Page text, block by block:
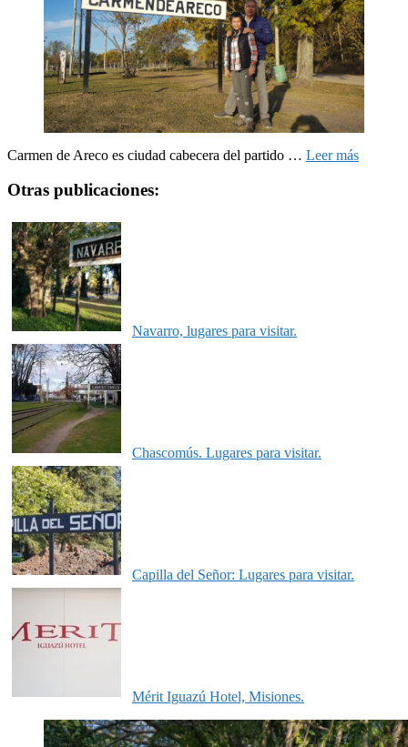
Carmen de Areco es ciudad cabecera del partido … Leer más
Otras publicaciones:
Navarro, lugares para visitar.
Chascomús. Lugares para visitar.
Capilla del Señor: Lugares para visitar.
Mérit Iguazú Hotel, Misiones.